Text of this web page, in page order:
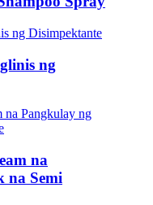
ng
na
na Semi